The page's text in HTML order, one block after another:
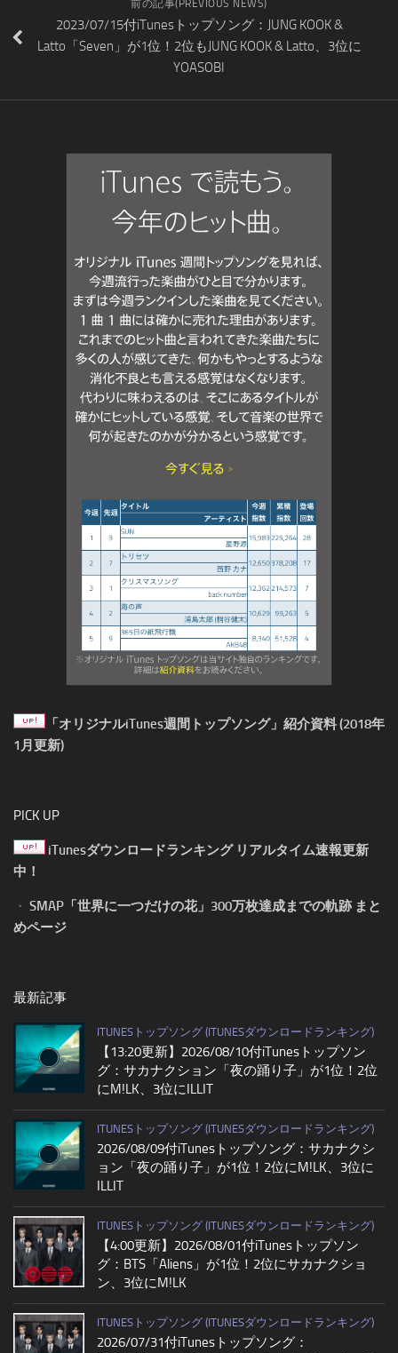
前の記事(PREVIOUS NEWS)
2023/07/15付iTunesトップソング：JUNG KOOK &
Latto「Seven」が1位！2位もJUNG KOOK & Latto、3位に
YOASOBI
「オリジナルiTunes週間トップソング」紹介資料 (2018年
1月更新)
PICK UP
iTunesダウンロードランキング リアルタイム速報更新
中！
・ SMAP「世界に一つだけの花」300万枚達成までの軌跡 まと
めページ
最新記事
ITUNESトップソング (ITUNESダウンロードランキング)
【13:20更新】2026/08/10付iTunesトップソン
グ：サカナクション「夜の踊り子」が1位！2位
にM!LK、3位にILLIT
ITUNESトップソング (ITUNESダウンロードランキング)
2026/08/09付iTunesトップソング：サカナクシ
ョン「夜の踊り子」が1位！2位にM!LK、3位に
ILLIT
ITUNESトップソング (ITUNESダウンロードランキング)
【4:00更新】2026/08/01付iTunesトップソン
グ：BTS「Aliens」が1位！2位にサカナクショ
ン、3位にM!LK
ITUNESトップソング (ITUNESダウンロードランキング)
2026/07/31付iTunesトップソング：